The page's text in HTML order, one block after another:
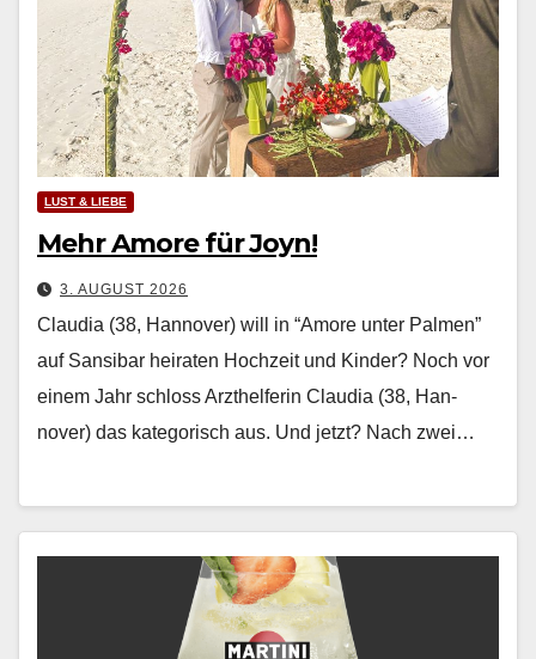
LUST & LIEBE
Mehr Amore für Joyn!
3. AUGUST 2026
Claudia (38, Hannover) will in “Amore unter Palmen”
auf Sansibar heiraten Hochzeit und Kinder? Noch vor
einem Jahr schloss Arzthelferin Clau­dia (38, Han­
nover) das kat­e­gorisch aus. Und jet­zt? Nach zwei…